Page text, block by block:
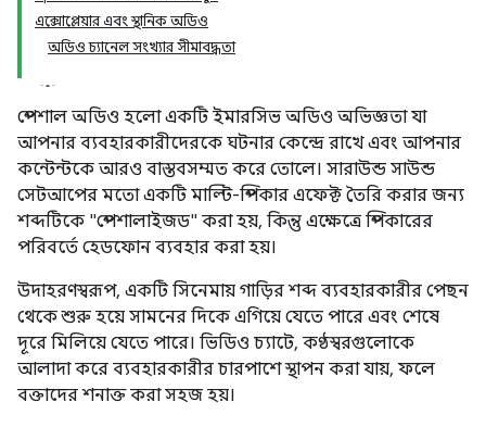
এক্সোপ্লেয়ার এবং স্থানিক অডিও
অডিও চ্যানেল সংখ্যার সীমাবদ্ধতা
স্পেশাল অডিও হলো একটি ইমারসিভ অডিও অভিজ্ঞতা যা
আপনার ব্যবহারকারীদেরকে ঘটনার কেন্দ্রে রাখে এবং আপনার
কন্টেন্টকে আরও বাস্তবসম্মত করে তোলে। সারাউন্ড সাউন্ড
সেটআপের মতো একটি মাল্টি-স্পিকার এফেক্ট তৈরি করার জন্য
শব্দটিকে "স্পেশালাইজড" করা হয়, কিন্তু এক্ষেত্রে স্পিকারের
পরিবর্তে হেডফোন ব্যবহার করা হয়।
উদাহরণস্বরূপ, একটি সিনেমায় গাড়ির শব্দ ব্যবহারকারীর পেছন
থেকে শুরু হয়ে সামনের দিকে এগিয়ে যেতে পারে এবং শেষে
দূরে মিলিয়ে যেতে পারে। ভিডিও চ্যাটে, কণ্ঠস্বরগুলোকে
আলাদা করে ব্যবহারকারীর চারপাশে স্থাপন করা যায়, ফলে
বক্তাদের শনাক্ত করা সহজ হয়।